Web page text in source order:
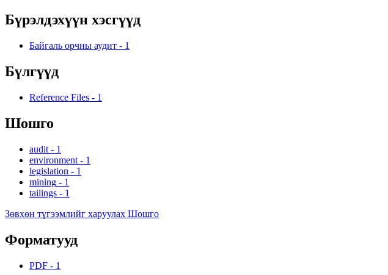
Бүрэлдэхүүн хэсгүүд
Байгаль орчны аудит - 1
Бүлгүүд
Reference Files - 1
Шошго
audit - 1
environment - 1
legislation - 1
mining - 1
tailings - 1
Зөвхөн түгээмлийг харуулах Шошго
Форматууд
PDF - 1